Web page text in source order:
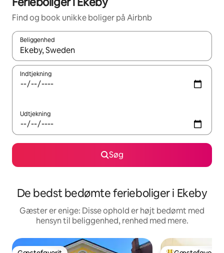
Find og book unikke boliger på Airbnb
Beliggenhed
Når resultaterne er tilgængelige, skal du navigere med
Indtjekning
Udtjekning
Søg
De bedst bedømte ferieboliger i Ekeby
Gæster er enige: Disse ophold er højt bedømt med
hensyn til beliggenhed, renhed med mere.